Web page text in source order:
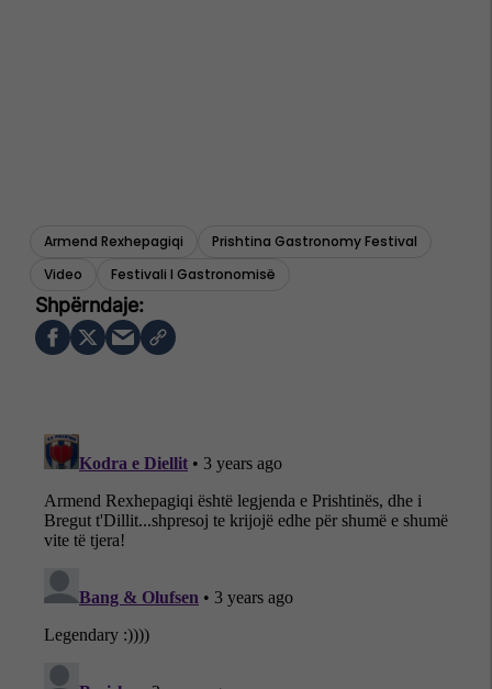
Armend Rexhepagiqi
Prishtina Gastronomy Festival
Video
Festivali I Gastronomisë